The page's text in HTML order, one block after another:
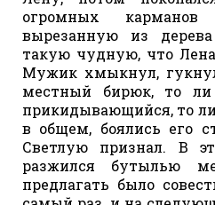
огромных
вырезанную из
такую чудную, что
Мужик хмыкнул,
местный бирюк, то
прикидывающийся, то
в общем, боялись его
Светлую признал. В
разжился бутылью
предлагать было